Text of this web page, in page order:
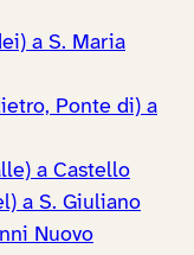
a S. Maria
Ponte di) a
a Castello
a S. Giuliano
Nuovo